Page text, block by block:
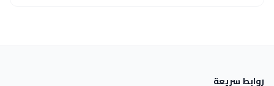
روابط سريعة